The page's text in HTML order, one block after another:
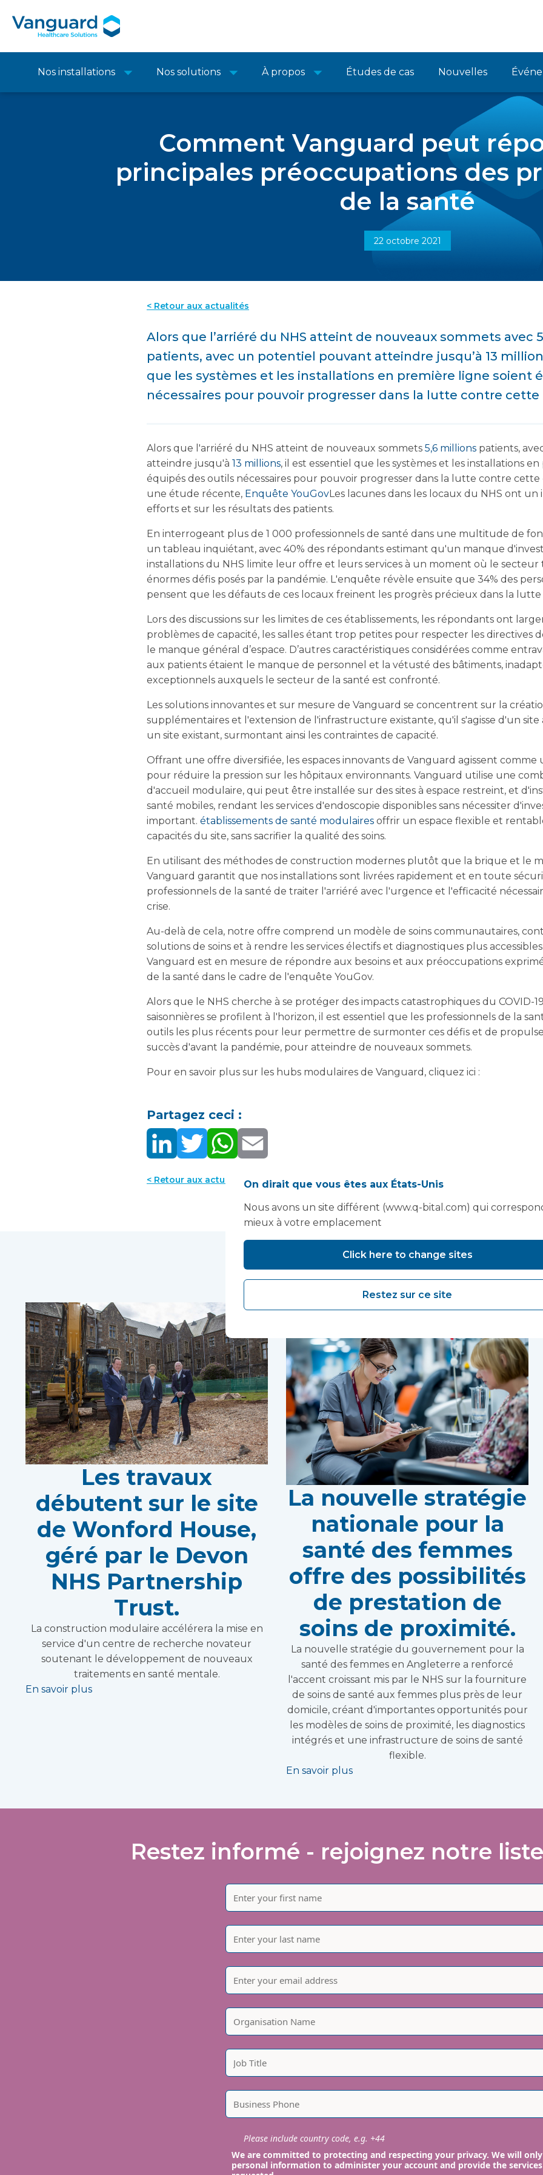
Nos installations Nos solutions À propos Études de cas Nouvelles
Comment Vanguard peut
principales préoccupations des
de la santé
22 octobre 2021
< Retour aux actualités
Alors que l’arriéré du NHS atteint de nouveaux sommets avec
patients, avec un potentiel pouvant atteindre jusqu’à 13
que les systèmes et les installations en première ligne soient
nécessaires pour pouvoir progresser dans la lutte contre cette
Alors que l'arriéré du NHS atteint de nouveaux sommets 5,6 millions patients,
atteindre jusqu'à 13 millions, il est essentiel que les systèmes et les installations
équipés des outils nécessaires pour pouvoir progresser dans la lutte contre cette
une étude récente, Enquête YouGovLes lacunes dans les locaux du NHS ont
efforts et sur les résultats des patients.
En interrogeant plus de 1 000 professionnels de santé dans une multitude de
un tableau inquiétant, avec 40% des répondants estimant qu'un manque
installations du NHS limite leur offre et leurs services à un moment où le
énormes défis posés par la pandémie. L'enquête révèle ensuite que 34% des
pensent que les défauts de ces locaux freinent les progrès précieux dans la
Lors des discussions sur les limites de ces établissements, les répondants ont
problèmes de capacité, les salles étant trop petites pour respecter les directives
le manque général d’espace. D’autres caractéristiques considérées comme
aux patients étaient le manque de personnel et la vétusté des bâtiments,
exceptionnels auxquels le secteur de la santé est confronté.
Les solutions innovantes et sur mesure de Vanguard se concentrent sur la
supplémentaires et l'extension de l'infrastructure existante, qu'il s'agisse d'un
un site existant, surmontant ainsi les contraintes de capacité.
Offrant une offre diversifiée, les espaces innovants de Vanguard agissent
pour réduire la pression sur les hôpitaux environnants. Vanguard utilise une
d'accueil modulaire, qui peut être installée sur des sites à espace restreint, et
santé mobiles, rendant les services d'endoscopie disponibles sans nécessiter
important. établissements de santé modulaires offrir un espace flexible et
capacités du site, sans sacrifier la qualité des soins.
En utilisant des méthodes de construction modernes plutôt que la brique et le
Vanguard garantit que nos installations sont livrées rapidement et en toute
professionnels de la santé de traiter l'arriéré avec l'urgence et l'efficacité
crise.
Au-delà de cela, notre offre comprend un modèle de soins communautaires,
solutions de soins et à rendre les services électifs et diagnostiques plus
Vanguard est en mesure de répondre aux besoins et aux préoccupations
de la santé dans le cadre de l'enquête YouGov.
Alors que le NHS cherche à se protéger des impacts catastrophiques du COVID-
saisonnières se profilent à l'horizon, il est essentiel que les professionnels de la
outils les plus récents pour leur permettre de surmonter ces défis et de
succès d'avant la pandémie, pour atteindre de nouveaux sommets.
Pour en savoir plus sur les hubs modulaires de Vanguard, cliquez ici :
Partagez ceci :
< Retour aux actualités
Tu pourrais aussi
Les travaux
débutent sur le site
de Wonford House,
géré par le Devon
NHS Partnership
Trust.
La construction modulaire accélérera la mise en
service d'un centre de recherche novateur
soutenant le développement de nouveaux
traitements en santé mentale.
En savoir plus
La nouvelle stratégie
nationale pour la
santé des femmes
offre des possibilités
de prestation de
soins de proximité.
La nouvelle stratégie du gouvernement pour la
santé des femmes en Angleterre a renforcé
l'accent croissant mis par le NHS sur la fourniture
de soins de santé aux femmes plus près de leur
domicile, créant d'importantes opportunités pour
les modèles de soins de proximité, les diagnostics
intégrés et une infrastructure de soins de santé
flexible.
En savoir plus
Restez informé - rejoignez notre
Please include country code, e.g. +44
We are committed to protecting and respecting your privacy. We will
personal information to administer your account and provide the services
On dirait que vous êtes aux États-Unis
Nous avons un site différent (www.q-bital.com) qui
mieux à votre emplacement
Click here to change sites
Restez sur ce site